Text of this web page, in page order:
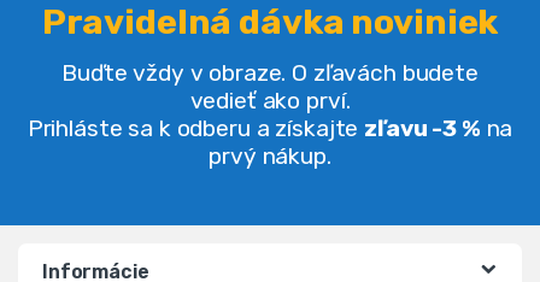
Pravidelná dávka noviniek
Buďte vždy v obraze. O zľavách budete
vedieť ako prví.
Prihláste sa k odberu a získajte zľavu -3 % na
prvý nákup.
Informácie